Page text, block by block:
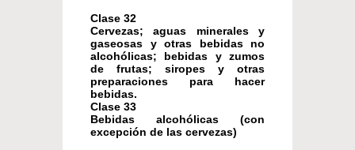
Clase 32
Cervezas; aguas minerales y
gaseosas y otras bebidas no
alcohólicas; bebidas y zumos
de frutas; siropes y otras
preparaciones para hacer
bebidas.
Clase 33
Bebidas alcohólicas (con
excepción de las cervezas)